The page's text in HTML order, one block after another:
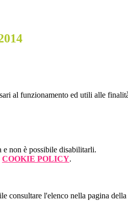
al funzionamento ed utili alle
e non è possibile disabilitarli.
COOKIE POLICY.
consultare l'elenco nella pagina